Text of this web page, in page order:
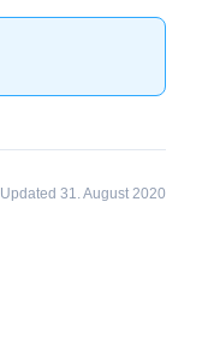
Updated 31. August 2020